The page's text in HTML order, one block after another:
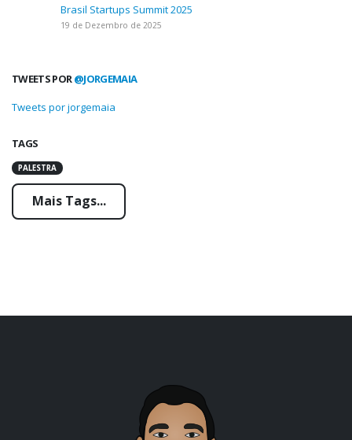
Brasil Startups Summit 2025
19 de Dezembro de 2025
TWEETS POR @JORGEMAIA
Tweets por jorgemaia
TAGS
PALESTRA
Mais Tags...